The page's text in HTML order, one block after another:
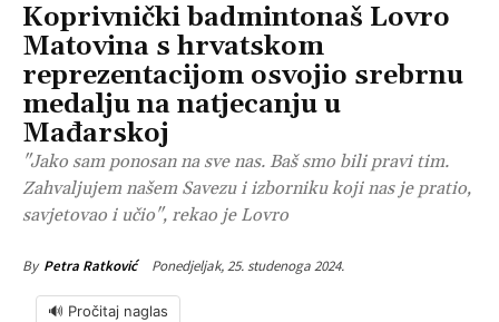
Koprivnički badmintonaš Lovro
Matovina s hrvatskom
reprezentacijom osvojio srebrnu
medalju na natjecanju u
Mađarskoj
"Jako sam ponosan na sve nas. Baš smo bili pravi tim.
Zahvaljujem našem Savezu i izborniku koji nas je pratio,
savjetovao i učio", rekao je Lovro
By Petra Ratković Ponedjeljak, 25. studenoga 2024.
🔊 Pročitaj naglas